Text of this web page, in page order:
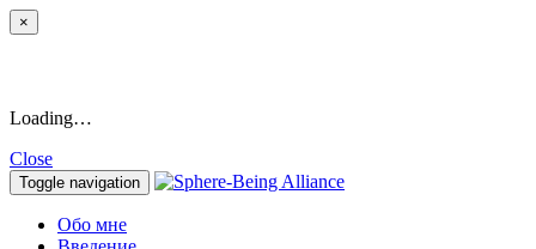
×
Loading…
Close
Toggle navigation
Обо мне